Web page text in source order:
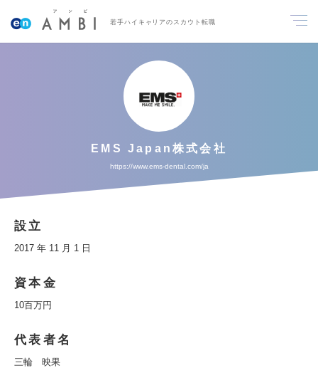
若手ハイキャリアのスカウト転職
EMS Japan株式会社
https://www.ems-dental.com/ja
設立
2017 年 11 月 1 日
資本金
10百万円
代表者名
三輪 映果